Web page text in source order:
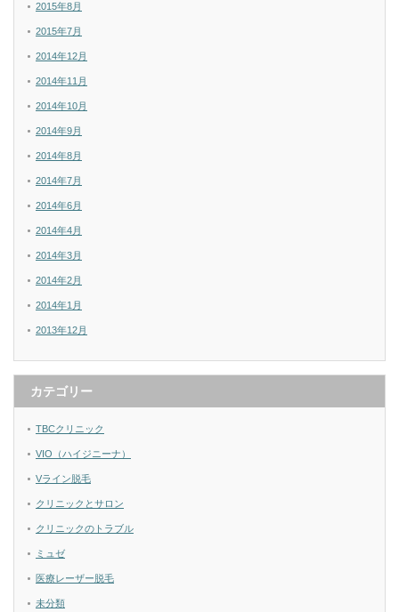
2015年8月
2015年7月
2014年12月
2014年11月
2014年10月
2014年9月
2014年8月
2014年7月
2014年6月
2014年4月
2014年3月
2014年2月
2014年1月
2013年12月
カテゴリー
TBCクリニック
VIO（ハイジニーナ）
Vライン脱毛
クリニックとサロン
クリニックのトラブル
ミュゼ
医療レーザー脱毛
未分類